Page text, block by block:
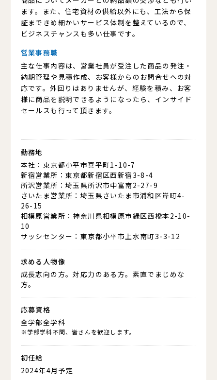
ます。また、住宅資材の供給以外にも、工法から保
証まできめ細かいサービス体制を整えているので、
ビジネスチャンスも多い仕事です。
営業事務職
主な仕事内容は、営業社員が受注した商品の発注・
納期管理や見積作成、お客様からのお問合せへの対
応です。外回りはありませんが、経験を積み、お客
様に商品を説明できるようになったら、インサイド
セールスも行って頂きます。
勤務地
本社：東京都小平市喜平町1-10-7
新宿営業所：東京都新宿区西新宿3-8-4
所沢営業所：埼玉県所沢市中富南2-27-9
さいたま営業所：埼玉県さいたま市浦和区岸町4-
26-15
相模原営業所：神奈川県相模原市緑区西橋本2-10-
10
サッシセンター：東京都小平市上水南町3-3-12
求める人物像
成長志向の方。対応力のある方。素直でまじめな
方。
応募資格
全学部全学科
※学部学科不問、皆さんを歓迎します。
初任給
2024年4月予定